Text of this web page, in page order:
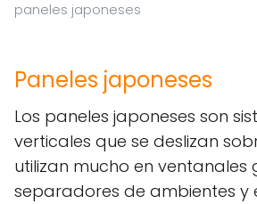
paneles japoneses
Paneles japoneses
Los paneles japoneses son
verticales que se deslizan
utilizan mucho en ventanales
separadores de ambientes y